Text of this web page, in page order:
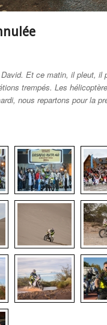
Et ce matin, il pleut,
trempés. Les
nous repartons pour la